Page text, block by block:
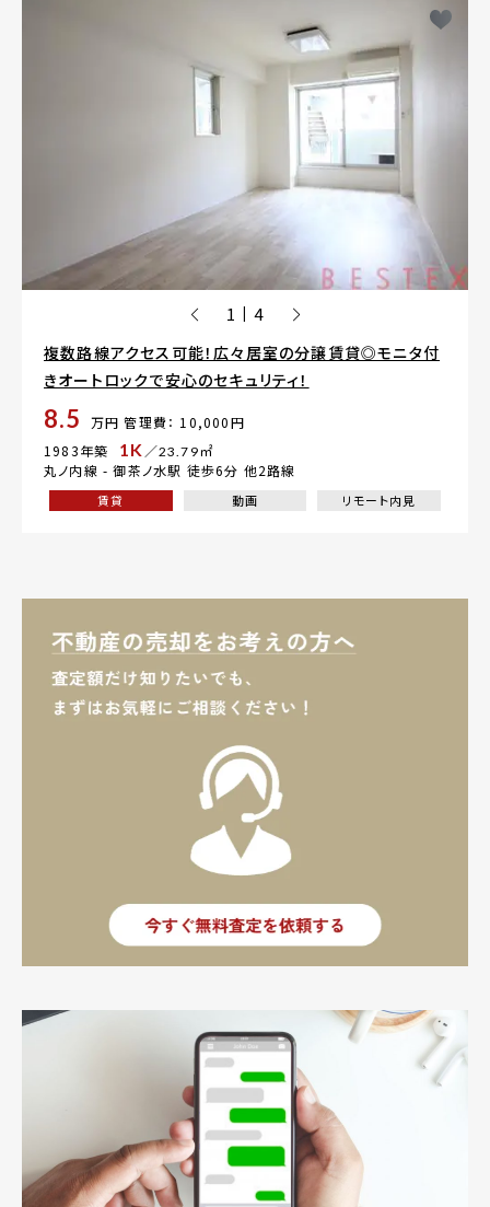
1 | 4
複数路線アクセス可能！広々居室の分譲賃貸◎モニタ付
きオートロックで安心のセキュリティ！
8.5 万円 管理費： 10,000円
1983年築
1K ／23.79㎡
丸ノ内線 -御茶ノ水駅 徒歩6分 他2路線
賃貸 動画 リモート内見